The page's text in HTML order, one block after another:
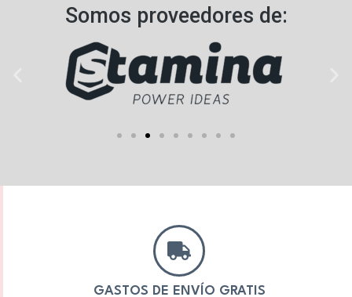
Somos proveedores de:​
GASTOS DE ENVÍO GRATIS